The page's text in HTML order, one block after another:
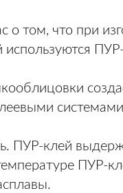
о том, что при
используются
ПУР-клей
ПУР-